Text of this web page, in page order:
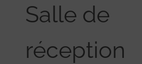
Salle de
réception